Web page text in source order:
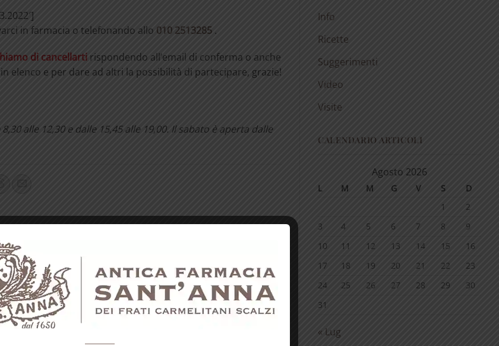
in farmacia o telefonando allo 010 2513285 .
di cancellarti rispondendo all’email di conferma o anche
elenco e per dare ad altri la possibilità di partecipare, grazie!
alle 12,30 e dalle 15,45 alle 19,00. Il sabato è aperta dalle
Gennaio mese detox: erbe e consigli per depurare
l’organismo!
Info
Ricette
Suggerimenti
Video
Visite
CALENDARIO ARTICOLI
Agosto 2026
L M M G V S
D
1
2
3
4 5 6 7 8
9
10
11 12 13 14 15
16
17
18 19 20 21 22
23
24
25 26 27 28 29
30
31
« Lug